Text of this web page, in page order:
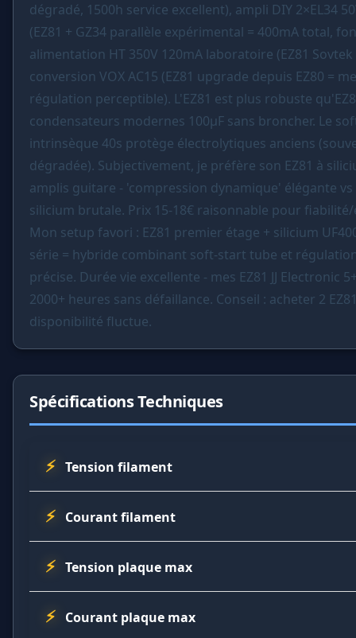
dégradé, 1500h service excellent), ampli DIY 2×EL34
(EZ81 + GZ34 parallèle expérimental = 400mA total,
alimentation HT 350V 120mA laboratoire (EZ81
conversion VOX AC15 (EZ81 upgrade depuis EZ80 =
régulation perceptible). L'EZ81 est plus robuste
condensateurs modernes 100µF sans broncher. Le
intrinsèque 40s protège électrolytiques anciens
dégradée). Subjectivement, je préfère son EZ81 à
amplis guitare - 'compression dynamique' élégante
silicium brutale. Prix 15-18€ raisonnable pour
Mon setup favori : EZ81 premier étage + silicium
série = hybride combinant soft-start tube et
précise. Durée vie excellente - mes EZ81 JJ Electronic
2000+ heures sans défaillance. Conseil : acheter 2
disponibilité fluctue.
Spécifications Techniques
Tension filament
Courant filament
Tension plaque max
Courant plaque max